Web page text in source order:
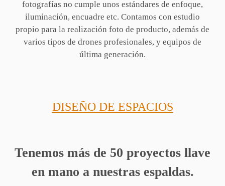
fotografías no cumple unos estándares de enfoque,
iluminación, encuadre etc. Contamos con estudio
propio para la realización foto de producto, además de
varios tipos de drones profesionales, y equipos de
última generación.
DISEÑO DE ESPACIOS
Tenemos más de 50 proyectos llave
en mano a nuestras espaldas.